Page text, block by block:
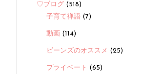
♡ブログ (518)
子育て禅語 (7)
動画 (114)
ビーンズのオススメ (25)
プライベート (65)